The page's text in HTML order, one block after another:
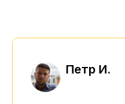
Петр И.